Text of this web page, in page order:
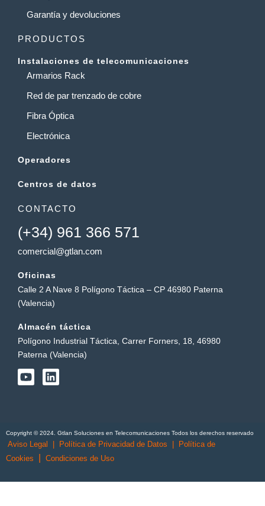
Garantía y devoluciones
PRODUCTOS
Instalaciones de telecomunicaciones
Armarios Rack
Red de par trenzado de cobre
Fibra Óptica
Electrónica
Operadores
Centros de datos
CONTACTO
(+34) 961 366 571
comercial@gtlan.com
Oficinas
Calle 2 A Nave 8 Polígono Táctica – CP 46980 Paterna
(Valencia)
Almacén táctica
Polígono Industrial Táctica, Carrer Forners, 18, 46980
Paterna (Valencia)
Y
o
e
L
i
i
n
Copyright © 2024. Gtlan Soluciones en Telecomunicaciones Todos los derechos reservado
Aviso Legal | Política de Privacidad de Datos | Política de
Cookies
Condiciones de Uso